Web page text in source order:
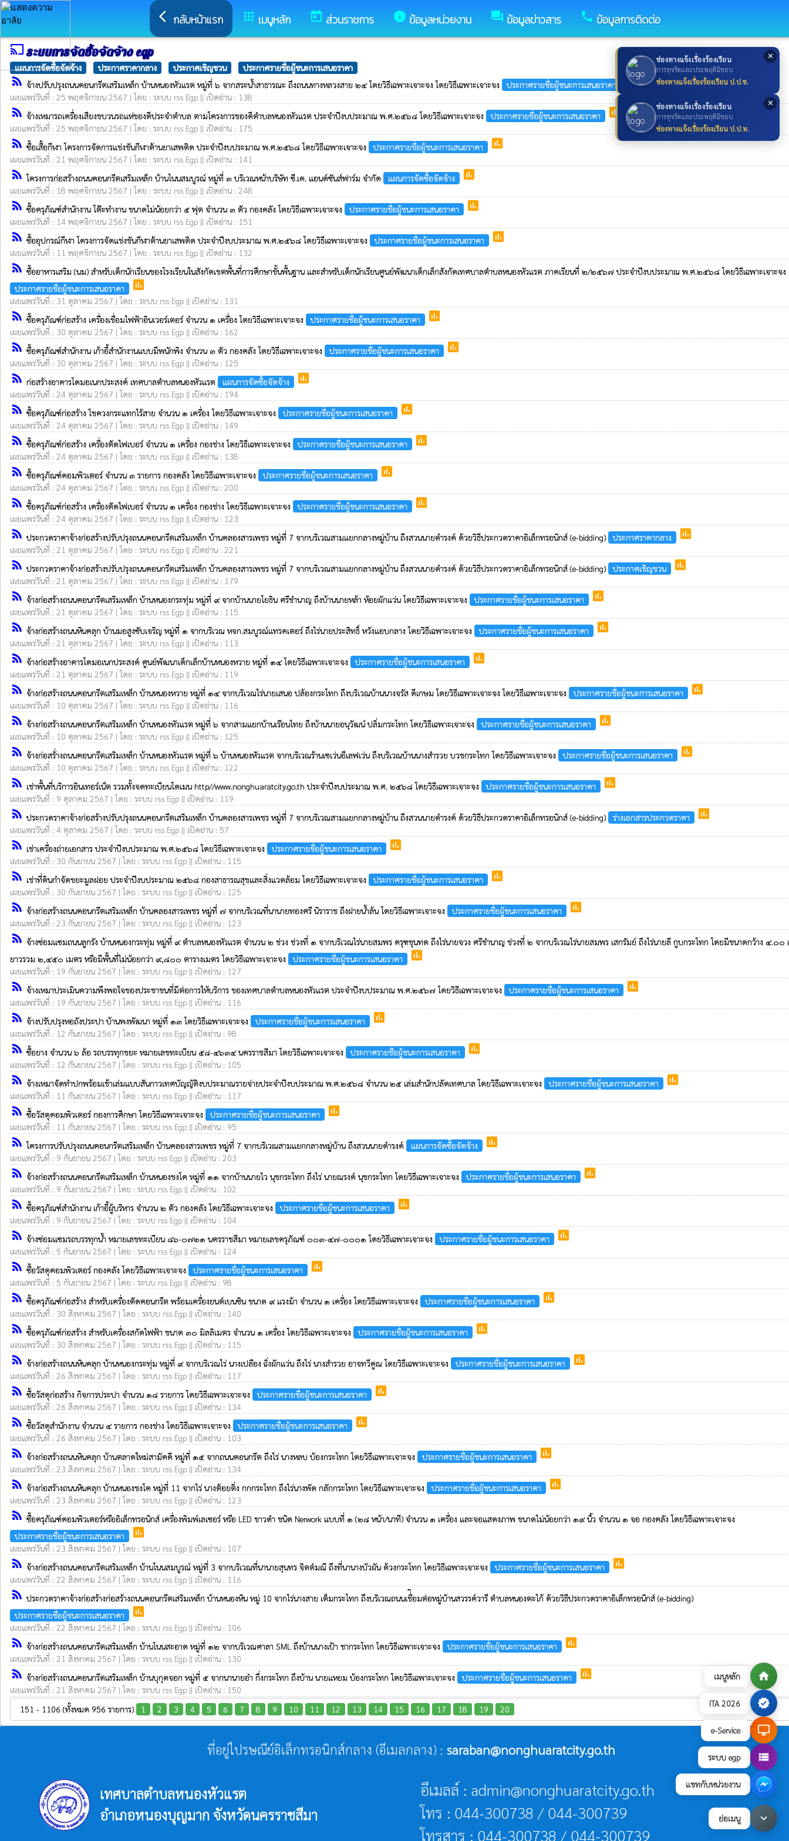
เมนูหลัก home
ITA 2026 verified
e-Service desktop_windows
ระบบ egp view_list
แชทกับหน่วยงาน
ย่อเมนู keyboard_arrow_down
✕
ช่องทางแจ้งเรื่องร้องเรียน
การทุจริตและประพฤติมิชอบ
ช่องทางแจ้งเรื่องร้องเรียน ป.ป.ช.
✕
ช่องทางแจ้งเรื่องร้องเรียน
การทุจริตและประพฤติมิชอบ
ช่องทางแจ้งเรื่องร้องเรียน ป.ป.ท.
arrow_back_ios กลับหน้าแรก apps เมนูหลัก today ส่วนราชการ info ข้อมูลหน่วยงาน forum ข้อมูลข่าวสาร call ข้อมูลการติดต่อ
castระบบการจัดซื้อจัดจ้าง egp
แผนการจัดซื้อจัดจ้าง ประกาศราคากลาง ประกาศเชิญชวน ประกาศรายชื่อผู้ชนะการเสนอราคา
rss_feed จ้างปรับปรุงถนนคอนกรีตเสริมเหล็ก บ้านหนองหัวแรต หมู่ที่ ๖ จากสระน้ำสาธารณะ ถึงถนนทางหลวงสาย ๒๔ โดยวิธีเฉพาะเจาะจง โดยวิธีเฉพาะเจาะจง ประกาศรายชื่อผู้ชนะการเสนอราคา poll
เผยแพร่วันที่ : 25 พฤศจิกายน 2567 | โดย : ระบบ rss Egp || เปิดอ่าน : 138
rss_feed จ้างเหมารถเครื่องเสียงขบวนรถแห่ของดีประจำตำบล ตามโครงการของดีตำบลหนองหัวแรต ประจำปีงบประมาณ พ.ศ.๒๕๖๘ โดยวิธีเฉพาะเจาะจง ประกาศรายชื่อผู้ชนะการเสนอราคา poll
เผยแพร่วันที่ : 25 พฤศจิกายน 2567 | โดย : ระบบ rss Egp || เปิดอ่าน : 175
rss_feed ซื้อเสื้อกีฬา โครงการจัดการแข่งขันกีฬาต้านยาเสพติด ประจำปีงบประมาณ พ.ศ.๒๕๖๘ โดยวิธีเฉพาะเจาะจง ประกาศรายชื่อผู้ชนะการเสนอราคา poll
เผยแพร่วันที่ : 21 พฤศจิกายน 2567 | โดย : ระบบ rss Egp || เปิดอ่าน : 141
rss_feed โครงการก่อสร้างถนนคอนกรีตเสริมเหล็ก บ้านโนนสมบูรณ์ หมู่ที่ ๓ บริเวณหน้าบริษัท ซี.เค. แอนด์ซันส์ฟาร์ม จำกัด แผนการจัดซื้อจัดจ้าง poll
เผยแพร่วันที่ : 18 พฤศจิกายน 2567 | โดย : ระบบ rss Egp || เปิดอ่าน : 248
rss_feed ซื้อครุภัณฑ์สำนักงาน โต๊ะทำงาน ขนาดไม่น้อยกว่า ๕ ฟุต จำนวน ๓ ตัว กองคลัง โดยวิธีเฉพาะเจาะจง ประกาศรายชื่อผู้ชนะการเสนอราคา poll
เผยแพร่วันที่ : 14 พฤศจิกายน 2567 | โดย : ระบบ rss Egp || เปิดอ่าน : 151
rss_feed ซื้ออุปกรณ์กีฬา โครงการจัดแข่งขันกีฬาต้านยาเสพติด ประจำปีงบประมาณ พ.ศ.๒๕๖๘ โดยวิธีเฉพาะเจาะจง ประกาศรายชื่อผู้ชนะการเสนอราคา poll
เผยแพร่วันที่ : 11 พฤศจิกายน 2567 | โดย : ระบบ rss Egp || เปิดอ่าน : 132
rss_feed ซื้ออาหารเสริม (นม) สำหรับเด็กนักเรียนของโรงเรียนในสังกัดเขตพื้นที่การศึกษาขั้นพื้นฐาน และสำหรับเด็กนักเรียนศูนย์พัฒนาเด็กเล็กสังกัดเทศบาลตำบลหนองหัวแรต ภาคเรียนที่ ๒/๒๕๖๗ ประจำปีงบประมาณ พ.ศ.๒๕๖๘ โดยวิธีเฉพาะเจาะจง
ประกาศรายชื่อผู้ชนะการเสนอราคา
poll
เผยแพร่วันที่ : 31 ตุลาคม 2567 | โดย : ระบบ rss Egp || เปิดอ่าน : 131
rss_feed ซื้อครุภัณฑ์ก่อสร้าง เครื่องเชื่อมไฟฟ้าอินเวอร์เตอร์ จำนวน ๑ เครื่อง โดยวิธีเฉพาะเจาะจง ประกาศรายชื่อผู้ชนะการเสนอราคา poll
เผยแพร่วันที่ : 30 ตุลาคม 2567 | โดย : ระบบ rss Egp || เปิดอ่าน : 162
rss_feed ซื้อครุภัณฑ์สำนักงาน เก้าอี้สำนักงานแบบมีพนักพิง จำนวน ๓ ตัว กองคลัง โดยวิธีเฉพาะเจาะจง ประกาศรายชื่อผู้ชนะการเสนอราคา poll
เผยแพร่วันที่ : 30 ตุลาคม 2567 | โดย : ระบบ rss Egp || เปิดอ่าน : 125
rss_feed ก่อสร้างอาคารโดมอเนกประสงค์ เทศบาลตำบลหนองหัวแรต แผนการจัดซื้อจัดจ้าง poll
เผยแพร่วันที่ : 24 ตุลาคม 2567 | โดย : ระบบ rss Egp || เปิดอ่าน : 194
rss_feed ซื้อครุภัณฑ์ก่อสร้าง ไขควงกระแทกไร้สาย จำนวน ๑ เครื่อง โดยวิธีเฉพาะเจาะจง ประกาศรายชื่อผู้ชนะการเสนอราคา poll
เผยแพร่วันที่ : 24 ตุลาคม 2567 | โดย : ระบบ rss Egp || เปิดอ่าน : 149
rss_feed ซื้อครุภัณฑ์ก่อสร้าง เครื่องตัดไฟเบอร์ จำนวน ๑ เครื่อง กองช่าง โดยวิธีเฉพาะเจาะจง ประกาศรายชื่อผู้ชนะการเสนอราคา poll
เผยแพร่วันที่ : 24 ตุลาคม 2567 | โดย : ระบบ rss Egp || เปิดอ่าน : 138
rss_feed ซื้อครุภัณฑ์คอมพิวเตอร์ จำนวน ๓ รายการ กองคลัง โดยวิธีเฉพาะเจาะจง ประกาศรายชื่อผู้ชนะการเสนอราคา poll
เผยแพร่วันที่ : 24 ตุลาคม 2567 | โดย : ระบบ rss Egp || เปิดอ่าน : 200
rss_feed ซื้อครุภัณฑ์ก่อสร้าง เครื่องตัดไฟเบอร์ จำนวน ๑ เครื่อง กองช่าง โดยวิธีเฉพาะเจาะจง ประกาศรายชื่อผู้ชนะการเสนอราคา poll
เผยแพร่วันที่ : 24 ตุลาคม 2567 | โดย : ระบบ rss Egp || เปิดอ่าน : 123
rss_feed ประกวดราคาจ้างก่อสร้างปรับปรุงถนนคอนกรีตเสริมเหล็ก บ้านคลองสารเพชร หมู่ที่ 7 จากบริเวณสามแยกกลางหมู่บ้าน ถึงสวนนายดำรงค์ ด้วยวิธีประกวดราคาอิเล็กทรอนิกส์ (e-bidding) ประกาศราคากลาง poll
เผยแพร่วันที่ : 21 ตุลาคม 2567 | โดย : ระบบ rss Egp || เปิดอ่าน : 221
rss_feed ประกวดราคาจ้างก่อสร้างปรับปรุงถนนคอนกรีตเสริมเหล็ก บ้านคลองสารเพชร หมู่ที่ 7 จากบริเวณสามแยกกลางหมู่บ้าน ถึงสวนนายดำรงค์ ด้วยวิธีประกวดราคาอิเล็กทรอนิกส์ (e-bidding) ประกาศเชิญชวน poll
เผยแพร่วันที่ : 21 ตุลาคม 2567 | โดย : ระบบ rss Egp || เปิดอ่าน : 179
rss_feed จ้างก่อสร้างถนนคอนกรีตเสริมเหล็ก บ้านหนองกระทุ่ม หมู่ที่ ๙ จากบ้านนายโยธิน ศรีชำนาญ ถึงบ้านนายหล้า ห้อยผักแว่น โดยวิธีเฉพาะเจาะจง ประกาศรายชื่อผู้ชนะการเสนอราคา poll
เผยแพร่วันที่ : 21 ตุลาคม 2567 | โดย : ระบบ rss Egp || เปิดอ่าน : 115
rss_feed จ้างก่อสร้างถนนหินคลุก บ้านมอสูงซับเจริญ หมู่ที่ ๑ จากบริเวณ หจก.สมบูรณ์แทรคเตอร์ ถึงไร่นายประสิทธิ์ หวังแอบกลาง โดยวิธีเฉพาะเจาะจง ประกาศรายชื่อผู้ชนะการเสนอราคา poll
เผยแพร่วันที่ : 21 ตุลาคม 2567 | โดย : ระบบ rss Egp || เปิดอ่าน : 113
rss_feed จ้างก่อสร้างอาคารโดมอเนกประสงค์ ศูนย์พัฒนาเด็กเล็กบ้านหนองหวาย หมู่ที่ ๑๔ โดยวิธีเฉพาะเจาะจง ประกาศรายชื่อผู้ชนะการเสนอราคา poll
เผยแพร่วันที่ : 21 ตุลาคม 2567 | โดย : ระบบ rss Egp || เปิดอ่าน : 119
rss_feed จ้างก่อสร้างถนนคอนกรีตเสริมเหล็ก บ้านหนองหวาย หมู่ที่ ๑๔ จากบริเวณไร่นายเสนอ ปล้องกระโทก ถึงบริเวณบ้านนางจรัส ดีเกษม โดยวิธีเฉพาะเจาะจง โดยวิธีเฉพาะเจาะจง ประกาศรายชื่อผู้ชนะการเสนอราคา poll
เผยแพร่วันที่ : 10 ตุลาคม 2567 | โดย : ระบบ rss Egp || เปิดอ่าน : 116
rss_feed จ้างก่อสร้างถนนคอนกรีตเสริมเหล็ก บ้านหนองหัวแรต หมู่ที่ ๖ จากสามแยกบ้านเรือนไทย ถึงบ้านนายอนุวัฒน์ ปลิ่มกระโทก โดยวิธีเฉพาะเจาะจง ประกาศรายชื่อผู้ชนะการเสนอราคา poll
เผยแพร่วันที่ : 10 ตุลาคม 2567 | โดย : ระบบ rss Egp || เปิดอ่าน : 125
rss_feed จ้างก่อสร้่างถนนคอนกรีตเสริมเหล็ก บ้านหนองหัวแรต หมู่ที่ ๖ บ้านหนองหัวแรต จากบริเวณร้านเซเว่นอีเลฟเว่น ถึงบริเวณบ้านนางสำรวย บวชกระโทก โดยวิธีเฉพาะเจาะจง ประกาศรายชื่อผู้ชนะการเสนอราคา poll
เผยแพร่วันที่ : 10 ตุลาคม 2567 | โดย : ระบบ rss Egp || เปิดอ่าน : 122
rss_feed เช่าพื้นที่บริการอินเทอร์เน็ต รวมทั้งจดทะเบียนโดเมน http//www.nonghuaratcity.go.th ประจำปีงบประมาณ พ.ศ. ๒๕๖๘ โดยวิธีเฉพาะเจาะจง ประกาศรายชื่อผู้ชนะการเสนอราคา poll
เผยแพร่วันที่ : 9 ตุลาคม 2567 | โดย : ระบบ rss Egp || เปิดอ่าน : 119
rss_feed ประกวดราคาจ้างก่อสร้างปรับปรุงถนนคอนกรีตเสริมเหล็ก บ้านคลองสารเพชร หมู่ที่ 7 จากบริเวณสามแยกกลางหมู่บ้าน ถึงสวนนายดำรงค์ ด้วยวิธีประกวดราคาอิเล็กทรอนิกส์ (e-bidding) ร่างเอกสารประกวดราคา poll
เผยแพร่วันที่ : 4 ตุลาคม 2567 | โดย : ระบบ rss Egp || เปิดอ่าน : 57
rss_feed เช่าเครื่องถ่ายเอกสาร ประจำปีงบประมาณ พ.ศ.๒๕๖๘ โดยวิธีเฉพาะเจาะจง ประกาศรายชื่อผู้ชนะการเสนอราคา poll
เผยแพร่วันที่ : 30 กันยายน 2567 | โดย : ระบบ rss Egp || เปิดอ่าน : 115
rss_feed เช่าที่ดินกำจัดขยะมูลฝอย ประจำปีงบประมาณ ๒๕๖๘ กองสาธารณสุขและสิ่งแวดล้อม โดยวิธีเฉพาะเจาะจง ประกาศรายชื่อผู้ชนะการเสนอราคา poll
เผยแพร่วันที่ : 30 กันยายน 2567 | โดย : ระบบ rss Egp || เปิดอ่าน : 125
rss_feed จ้างก่อสร้างถนนคอนกรีตเสริมเหล็ก บ้านคลองสารเพชร หมู่ที่ ๗ จากบริเวณที่นานายทองศรี นิราราช ถึงฝายน้ำล้น โดยวิธีเฉพาะเจาะจง ประกาศรายชื่อผู้ชนะการเสนอราคา poll
เผยแพร่วันที่ : 23 กันยายน 2567 | โดย : ระบบ rss Egp || เปิดอ่าน : 123
rss_feed จ้างซ่อมแซมถนนลูกรัง บ้านหนองกระทุ่ม หมู่ที่ ๙ ตำบลหนองหัวแรต จำนวน ๒ ช่วง ช่วงที่ ๑ จากบริเวณไร่นายสมพร ครุฑขุนทด ถึงไร่นายจวง ศรีชำนาญ ช่วงที่ ๒ จากบริเวณไร่นายสมพร เสกรัมย์ ถึงไร่นายลี กูบกระโทก โดยมีขนาดกว้าง ๔.๐๐
ยาวรวม ๒,๔๕๐ เมตร หรือมีพื้นที่ไม่น้อยกว่า ๙,๘๐๐ ตารางเมตร โดยวิธีเฉพาะเจาะจง
ประกาศรายชื่อผู้ชนะการเสนอราคา poll
เผยแพร่วันที่ : 19 กันยายน 2567 | โดย : ระบบ rss Egp || เปิดอ่าน : 127
rss_feed จ้างเหมาประเมินความพึงพอใจของประชาชนที่มีต่อการให้บริการ ของเทศบาลตำบลหนองหัวแรต ประจำปีงบประมาณ พ.ศ.๒๕๖๗ โดยวิธีเฉพาะเจาะจง ประกาศรายชื่อผู้ชนะการเสนอราคา poll
เผยแพร่วันที่ : 19 กันยายน 2567 | โดย : ระบบ rss Egp || เปิดอ่าน : 116
rss_feed จ้างปรับปรุงหอถังประปา บ้านพงพัฒนา หมู่ที่ ๑๓ โดยวิธีเฉพาะเจาะจง ประกาศรายชื่อผู้ชนะการเสนอราคา poll
เผยแพร่วันที่ : 12 กันยายน 2567 | โดย : ระบบ rss Egp || เปิดอ่าน : 98
rss_feed ซื้อยาง จำนวน ๖ ล้อ รถบรรทุกขยะ หมายเลขทะเบียน ๕๘-๔๖๓๔ นครราชสีมา โดยวิธีเฉพาะเจาะจง ประกาศรายชื่อผู้ชนะการเสนอราคา poll
เผยแพร่วันที่ : 12 กันยายน 2567 | โดย : ระบบ rss Egp || เปิดอ่าน : 105
rss_feed จ้างเหมาจัดทำปกพร้อมเข้าเล่มแบบสันกาวเทศบัญญัติงบประมาณรายจ่ายประจำปีงบประมาณ พ.ศ.๒๕๖๘ จำนวน ๒๕ เล่มสำนักปลัดเทศบาล โดยวิธีเฉพาะเจาะจง ประกาศรายชื่อผู้ชนะการเสนอราคา poll
เผยแพร่วันที่ : 11 กันยายน 2567 | โดย : ระบบ rss Egp || เปิดอ่าน : 117
rss_feed ซื้อวัสดุคอมพิวเตอร์ กองการศึกษา โดยวิธีเฉพาะเจาะจง ประกาศรายชื่อผู้ชนะการเสนอราคา poll
เผยแพร่วันที่ : 11 กันยายน 2567 | โดย : ระบบ rss Egp || เปิดอ่าน : 95
rss_feed โครงการปรับปรุงถนนคอนกรีตเสริมเหล็ก บ้านคลองสารเพชร หมู่ที่ 7 จากบริเวณสามแยกกลางหมู่บ้าน ถึงสวนนายดำรงค์ แผนการจัดซื้อจัดจ้าง poll
เผยแพร่วันที่ : 9 กันยายน 2567 | โดย : ระบบ rss Egp || เปิดอ่าน : 203
rss_feed จ้างก่อสร้างถนนคอนกรีตเสริมเหล็ก บ้านหนองชงโค หมู่ที่ ๑๑ จากบ้านนายไว นุชกระโทก ถึงไร่ นายณรงค์ นุชกระโทก โดยวิธีเฉพาะเจาะจง ประกาศรายชื่อผู้ชนะการเสนอราคา poll
เผยแพร่วันที่ : 9 กันยายน 2567 | โดย : ระบบ rss Egp || เปิดอ่าน : 102
rss_feed ซื้อครุภัณฑ์สำนักงาน เก้าอี้ผู้บริหาร จำนวน ๒ ตัว กองคลัง โดยวิธีเฉพาะเจาะจง ประกาศรายชื่อผู้ชนะการเสนอราคา poll
เผยแพร่วันที่ : 9 กันยายน 2567 | โดย : ระบบ rss Egp || เปิดอ่าน : 104
rss_feed จ้างซ่อมแซมรถบรรทุกน้ำ หมายเลขทะเบียน ๘๖-๐๗๒๑ นครราชสีมา หมายเลขครุภัณฑ์ ๐๐๓-๔๗-๐๐๐๑ โดยวิธีเฉพาะเจาะจง ประกาศรายชื่อผู้ชนะการเสนอราคา poll
เผยแพร่วันที่ : 5 กันยายน 2567 | โดย : ระบบ rss Egp || เปิดอ่าน : 124
rss_feed ซื้อวัสดุคอมพิวเตอร์ กองคลัง โดยวิธีเฉพาะเจาะจง ประกาศรายชื่อผู้ชนะการเสนอราคา poll
เผยแพร่วันที่ : 5 กันยายน 2567 | โดย : ระบบ rss Egp || เปิดอ่าน : 98
rss_feed ซื้อครุภัณฑ์ก่อสร้าง สำหรับเครื่องตัดคอนกรีต พร้อมเครื่องยนต์เบนซิน ขนาด ๙ แรงม้า จำนวน ๑ เครื่อง โดยวิธีเฉพาะเจาะจง ประกาศรายชื่อผู้ชนะการเสนอราคา poll
เผยแพร่วันที่ : 30 สิงหาคม 2567 | โดย : ระบบ rss Egp || เปิดอ่าน : 140
rss_feed ซื้อครุภัณฑ์ก่อสร้าง สำหรับเครื่องสกัดไฟฟ้า ขนาด ๓๐ มิลลิเมตร จำนวน ๑ เครื่อง โดยวิธีเฉพาะเจาะจง ประกาศรายชื่อผู้ชนะการเสนอราคา poll
เผยแพร่วันที่ : 30 สิงหาคม 2567 | โดย : ระบบ rss Egp || เปิดอ่าน : 115
rss_feed จ้างก่อสร้างถนนหินคลุก บ้านหนองกระทุ่ม หมู่ที่ ๙ จากบริเวณไร่ นางเปลือง ฉิ่งผักแว่น ถึงไร่ นางสำรวย อาจทวีคูณ โดยวิธีเฉพาะเจาะจง ประกาศรายชื่อผู้ชนะการเสนอราคา poll
เผยแพร่วันที่ : 26 สิงหาคม 2567 | โดย : ระบบ rss Egp || เปิดอ่าน : 117
rss_feed ซื้อวัสดุก่อสร้าง กิจการประปา จำนวน ๑๘ รายการ โดยวิธีเฉพาะเจาะจง ประกาศรายชื่อผู้ชนะการเสนอราคา poll
เผยแพร่วันที่ : 26 สิงหาคม 2567 | โดย : ระบบ rss Egp || เปิดอ่าน : 134
rss_feed ซื้อวัสดุสำนักงาน จำนวน ๔ รายการ กองช่าง โดยวิธีเฉพาะเจาะจง ประกาศรายชื่อผู้ชนะการเสนอราคา poll
เผยแพร่วันที่ : 26 สิงหาคม 2567 | โดย : ระบบ rss Egp || เปิดอ่าน : 103
rss_feed จ้างก่อสร้างถนนหินคลุก บ้านตลาดใหม่สามัคคี หมู่ที่ ๑๕ จากถนนคอนกรีต ถึงไร่ นางหลบ บ้องกระโทก โดยวิธีเฉพาะเจาะจง ประกาศรายชื่อผู้ชนะการเสนอราคา poll
เผยแพร่วันที่ : 23 สิงหาคม 2567 | โดย : ระบบ rss Egp || เปิดอ่าน : 134
rss_feed จ้างก่อสร้างถนนหินคลุก บ้านหนองชงโค หมู่ที่ 11 จากไร่ นางต้อยติ่ง กกกระโทก ถึงไร่นางพัด กลักกระโทก โดยวิธีเฉพาะเจาะจง ประกาศรายชื่อผู้ชนะการเสนอราคา poll
เผยแพร่วันที่ : 23 สิงหาคม 2567 | โดย : ระบบ rss Egp || เปิดอ่าน : 123
rss_feed ซื้อครุภัณฑ์คอมพิวเตอร์หรืออิเล็กทรอนิกส์ เครื่องพิมพ์เลเซอร์ หรือ LED ขาวดำ ชนิด Nerwork แบบที่ ๑ (๒๘ หน้า/นาที) จำนวน ๑ เครื่อง และจอแสดงภาพ ขนาดไม่น้อยกว่า ๑๙ นิ้ว จำนวน ๑ จอ กองคลัง โดยวิธีเฉพาะเจาะจง
ประกาศรายชื่อผู้ชนะการเสนอราคา
poll
เผยแพร่วันที่ : 23 สิงหาคม 2567 | โดย : ระบบ rss Egp || เปิดอ่าน : 107
rss_feed จ้างก่อสร้างถนนคอนกรีตเสริมเหล็ก บ้านโนนสมบูรณ์ หมู่ที่ 3 จากบริเวณที่นานายสุนทร จิตต์มณี ถึงที่นานางบัวผัน ด้วงกระโทก โดยวิธีเฉพาะเจาะจง ประกาศรายชื่อผู้ชนะการเสนอราคา poll
เผยแพร่วันที่ : 22 สิงหาคม 2567 | โดย : ระบบ rss Egp || เปิดอ่าน : 116
rss_feed ประกวดราคาจ้างก่อสร้างก่อสร้างถนนคอนกรีตเสริมเหล็ก บ้านหนองหิน หมู่ 10 จากไร่นางสาย เต็มกระโทก ถึงบริเวณถนนเชื่ิอมต่อหมู่บ้านสวรรค์วารี ตำบลหนองตะไก้ ด้วยวิธีประกวดราคาอิเล็กทรอนิกส์ (e-bidding)
ประกาศรายชื่อผู้ชนะการเสนอราคา
poll
เผยแพร่วันที่ : 22 สิงหาคม 2567 | โดย : ระบบ rss Egp || เปิดอ่าน : 106
rss_feed จ้างก่อสร้างถนนคอนกรีตเสริมเหล็ก บ้านโนนสะอาด หมู่ที่ ๑๒ จากบริเวณศาลา SML ถึงบ้านนางเป้า ชากระโทก โดยวิธีเฉพาะเจาะจง ประกาศรายชื่อผู้ชนะการเสนอราคา poll
เผยแพร่วันที่ : 21 สิงหาคม 2567 | โดย : ระบบ rss Egp || เปิดอ่าน : 130
rss_feed จ้างก่อสร้างถนนคอนกรีตเสริมเหล็ก บ้านบุกุดจอก หมู่ที่ ๕ จากนานายอ๋า กึ่งกระโทก ถึงบ้าน นายแหยม บ้องกระโทก โดยวิธีเฉพาะเจาะจง ประกาศรายชื่อผู้ชนะการเสนอราคา poll
เผยแพร่วันที่ : 21 สิงหาคม 2567 | โดย : ระบบ rss Egp || เปิดอ่าน : 150
151 - 1106 (ทั้งหมด 956 รายการ)
1 2 3 4 5 6 7 8 9 10 11 12 13 14 15 16 17 18 19 20
ที่อยู่ไปรษณีย์อิเล็กทรอนิกส์กลาง (อีเมลกลาง) : saraban@nonghuaratcity.go.th
เทศบาลตำบลหนองหัวแรต
อำเภอหนองบุญมาก จังหวัดนครราชสีมา
อีเมลล์ : admin@nonghuaratcity.go.th
โทร : 044-300738 / 044-300739
โทรสาร : 044-300738 / 044-300739